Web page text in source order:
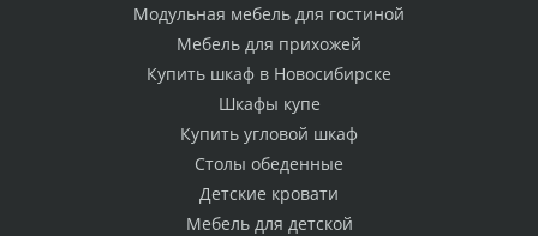
Модульная мебель для гостиной
Мебель для прихожей
Купить шкаф в Новосибирске
Шкафы купе
Купить угловой шкаф
Столы обеденные
Детские кровати
Мебель для детской